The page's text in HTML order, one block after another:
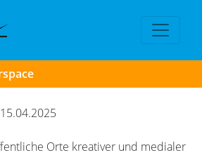
Orte kreativer und medialer